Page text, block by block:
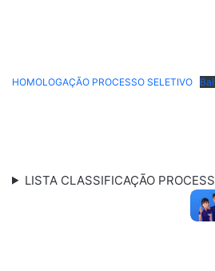
HOMOLOGAÇÃO PROCESSO SELETIVO
LISTA CLASSIFICAÇÃO